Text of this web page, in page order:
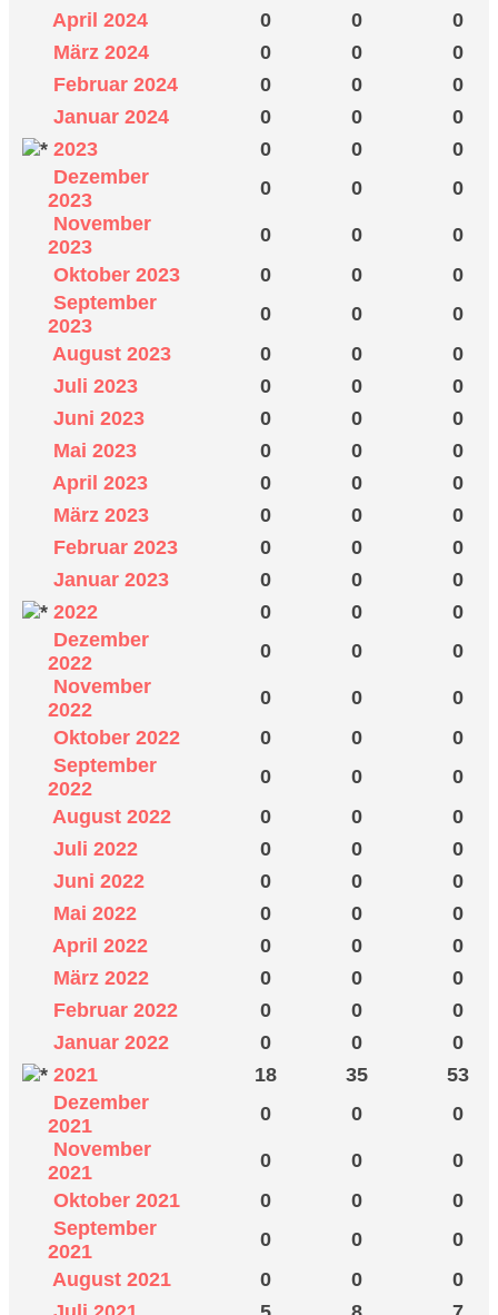
April 2024
0 0
0
März 2024
0 0
0
Februar 2024
0 0
0
Januar 2024
0 0
0
2023
0 0
0
Dezember
2023
0 0
0
November
2023
0 0
0
Oktober 2023
0 0
0
September
2023
0 0
0
August 2023
0 0
0
Juli 2023
0 0
0
Juni 2023
0 0
0
Mai 2023
0 0
0
April 2023
0 0
0
März 2023
0 0
0
Februar 2023
0 0
0
Januar 2023
0 0
0
2022
0 0
0
Dezember
2022
0 0
0
November
2022
0 0
0
Oktober 2022
0 0
0
September
2022
0 0
0
August 2022
0 0
0
Juli 2022
0 0
0
Juni 2022
0 0
0
Mai 2022
0 0
0
April 2022
0 0
0
März 2022
0 0
0
Februar 2022
0 0
0
Januar 2022
0 0
0
2021
18 35
53
Dezember
2021
0 0
0
November
2021
0 0
0
Oktober 2021
0 0
0
September
2021
0 0
0
August 2021
0 0
0